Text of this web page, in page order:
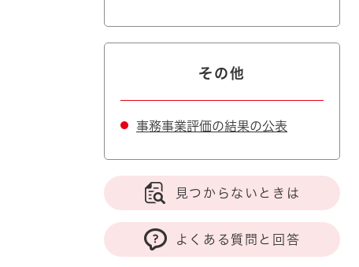
その他
事務事業評価の結果の公表
見つからないときは
よくある質問と回答